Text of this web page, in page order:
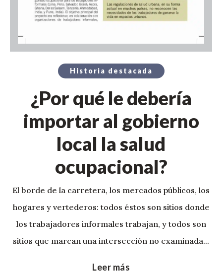
Historia destacada
¿Por qué le debería
importar al gobierno
local la salud
ocupacional?
El borde de la carretera, los mercados públicos, los
hogares y vertederos: todos éstos son sitios donde
los trabajadores informales trabajan, y todos son
sitios que marcan una intersección no examinada...
Leer más